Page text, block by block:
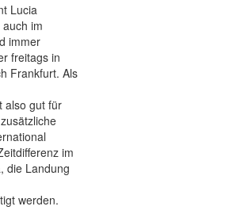
Lucia
im
immer
freitags in
Frankfurt. Als
also gut für
im
die Landung
werden.